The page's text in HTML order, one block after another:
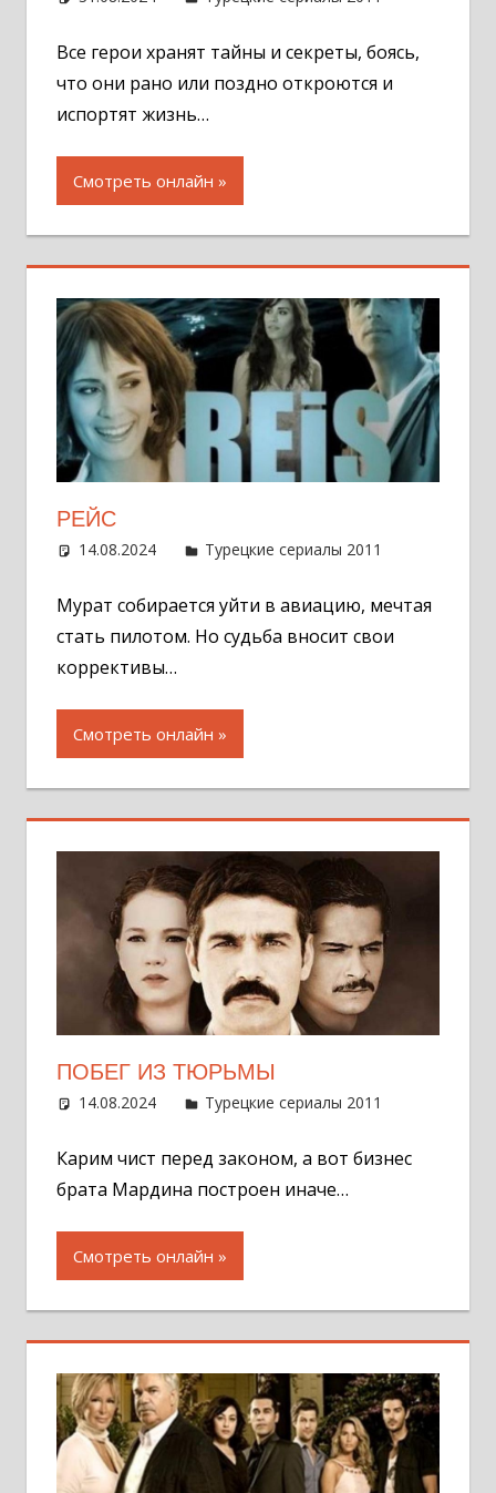
Все герои хранят тайны и секреты, боясь,
что они рано или поздно откроются и
испортят жизнь…
Смотреть онлайн
РЕЙС
14.08.2024 Администратор
Турецкие сериалы 2011
Мурат собирается уйти в авиацию, мечтая
стать пилотом. Но судьба вносит свои
коррективы…
Смотреть онлайн
ПОБЕГ ИЗ ТЮРЬМЫ
14.08.2024 Администратор
Турецкие сериалы 2011
Карим чист перед законом, а вот бизнес
брата Мардина построен иначе…
Смотреть онлайн